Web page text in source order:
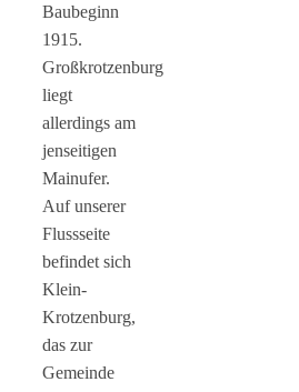
Baubeginn
1915.
Großkrotzenburg
liegt
allerdings am
jenseitigen
Mainufer.
Auf unserer
Flussseite
befindet sich
Klein-
Krotzenburg,
das zur
Gemeinde